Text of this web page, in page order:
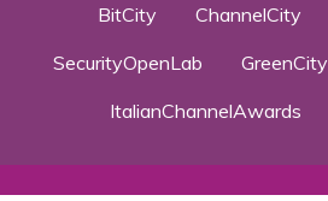
BitCity ChannelCity
SecurityOpenLab
GreenCity
ItalianChannelAwards